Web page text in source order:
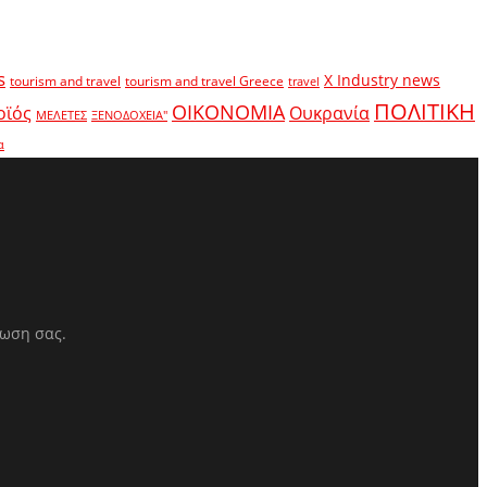
tourism and travel tourism and travel Greece travel X Industry news
ΜΕΛΕΤΕΣ ΞΕΝΟΔΟΧΕΙΑ" ΟΙΚΟΝΟΜΙΑ Ουκρανία ΠΟΛΙΤΙΚΗ
σας.